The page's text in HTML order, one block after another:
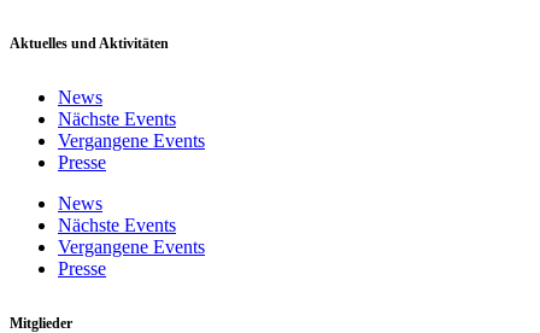
Aktuelles und Aktivitäten
News
Nächste Events
Vergangene Events
Presse
News
Nächste Events
Vergangene Events
Presse
Mitglieder